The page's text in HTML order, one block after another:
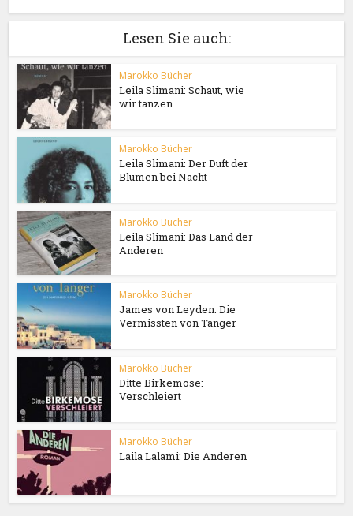
Lesen Sie auch:
Marokko Bücher
Leila Slimani: Schaut, wie
wir tanzen
Marokko Bücher
Leila Slimani: Der Duft der
Blumen bei Nacht
Marokko Bücher
Leila Slimani: Das Land der
Anderen
Marokko Bücher
James von Leyden: Die
Vermissten von Tanger
Marokko Bücher
Ditte Birkemose:
Verschleiert
Marokko Bücher
Laila Lalami: Die Anderen